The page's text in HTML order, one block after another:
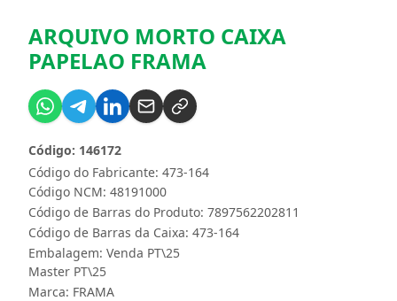
ARQUIVO MORTO CAIXA
PAPELAO FRAMA
Código do Fabricante: 473-164
Código: 146172
Código NCM: 48191000
Código de Barras do Produto: 7897562202811
Código de Barras da Caixa: 473-164
Embalagem: Venda PT\25
Master PT\25
Marca: FRAMA